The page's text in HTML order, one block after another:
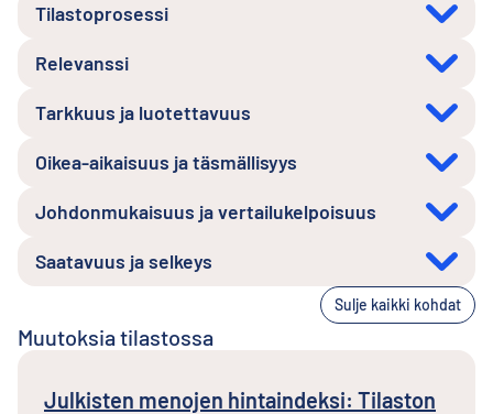
Tilastoprosessi
Relevanssi
Tarkkuus ja luotettavuus
Oikea-aikaisuus ja täsmällisyys
Johdonmukaisuus ja vertailukelpoisuus
Saatavuus ja selkeys
Sulje kaikki kohdat
Muutoksia tilastossa
Julkisten menojen hintaindeksi: Tilaston